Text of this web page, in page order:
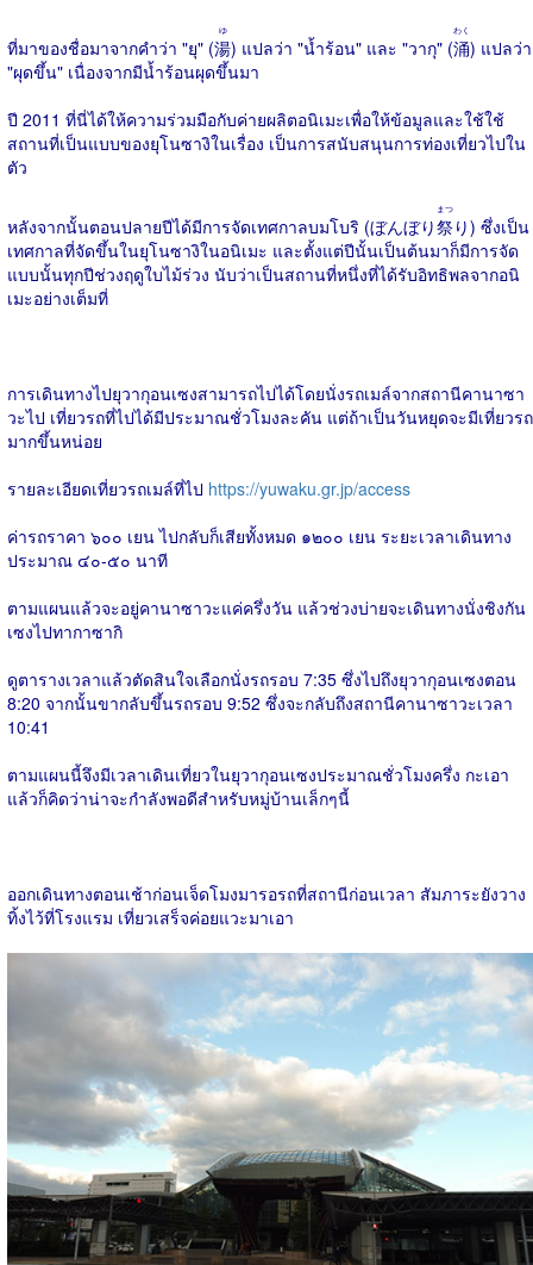
ที่มาของชื่อมาจากคำว่า "ยุ" (湯
ゆ
) แปลว่า "น้ำร้อน" และ "วากุ" (涌
わく
) แปลว่า
"ผุดขึ้น" เนื่องจากมีน้ำร้อนผุดขึ้นมา
ปี 2011 ที่นี่ได้ให้ความร่วมมือกับค่ายผลิตอนิเมะเพื่อให้ข้อมูลและใช้ใช้
สถานที่เป็นแบบของยุโนซางิในเรื่อง เป็นการสนับสนุนการท่องเที่ยวไปใน
ตัว
หลังจากนั้นตอนปลายปีได้มีการจัดเทศกาลบมโบริ (ぼんぼり祭
まつ
り) ซึ่งเป็น
เทศกาลที่จัดขึ้นในยุโนซางิในอนิเมะ และตั้งแต่ปีนั้นเป็นต้นมาก็มีการจัด
แบบนั้นทุกปีช่วงฤดูใบไม้ร่วง นับว่าเป็นสถานที่หนึ่งที่ได้รับอิทธิพลจากอนิ
เมะอย่างเต็มที่
การเดินทางไปยุวากุอนเซงสามารถไปได้โดยนั่งรถเมล์จากสถานีคานาซา
วะไป เที่ยวรถที่ไปได้มีประมาณชั่วโมงละคัน แต่ถ้าเป็นวันหยุดจะมีเที่ยวรถ
มากขึ้นหน่อย
รายละเอียดเที่ยวรถเมล์ที่ไป https://yuwaku.gr.jp/access
ค่ารถราคา ๖๐๐ เยน ไปกลับก็เสียทั้งหมด ๑๒๐๐ เยน ระยะเวลาเดินทาง
ประมาณ ๔๐-๕๐ นาที
ตามแผนแล้วจะอยู่คานาซาวะแค่ครึ่งวัน แล้วช่วงบ่ายจะเดินทางนั่งชิงกัน
เซงไปทากาซากิ
ดูตารางเวลาแล้วตัดสินใจเลือกนั่งรถรอบ 7:35 ซึ่งไปถึงยุวากุอนเซงตอน
8:20 จากนั้นขากลับขึ้นรถรอบ 9:52 ซึ่งจะกลับถึงสถานีคานาซาวะเวลา
10:41
ตามแผนนี้จึงมีเวลาเดินเที่ยวในยุวากุอนเซงประมาณชั่วโมงครึ่ง กะเอา
แล้วก็คิดว่าน่าจะกำลังพอดีสำหรับหมู่บ้านเล็กๆนี้
ออกเดินทางตอนเช้าก่อนเจ็ดโมงมารอรถที่สถานีก่อนเวลา สัมภาระยังวาง
ทิ้งไว้ที่โรงแรม เที่ยวเสร็จค่อยแวะมาเอา